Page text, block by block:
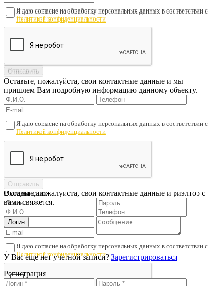
Я даю согласие на обработку персональных данных в соответствии с
Политикой конфиденциальности
Я даю согласие на обработку персональных данных в соответствии с
Политикой конфиденциальности
Оставьте, пожалуйста, свои контактные данные и мы
пришлем Вам подробную информацию данному объекту.
Я даю согласие на обработку персональных данных в соответствии с
Политикой конфиденциальности
Оставьте, пожалуйста, свои контактные данные и риэлтор с
вами свяжется.
Я даю согласие на обработку персональных данных в соответствии с
Политикой конфиденциальности
Вход на сайт
У Вас еще нет учетной записи? Зарегистрироваться
Регистрация
Проверьте подписанный договор